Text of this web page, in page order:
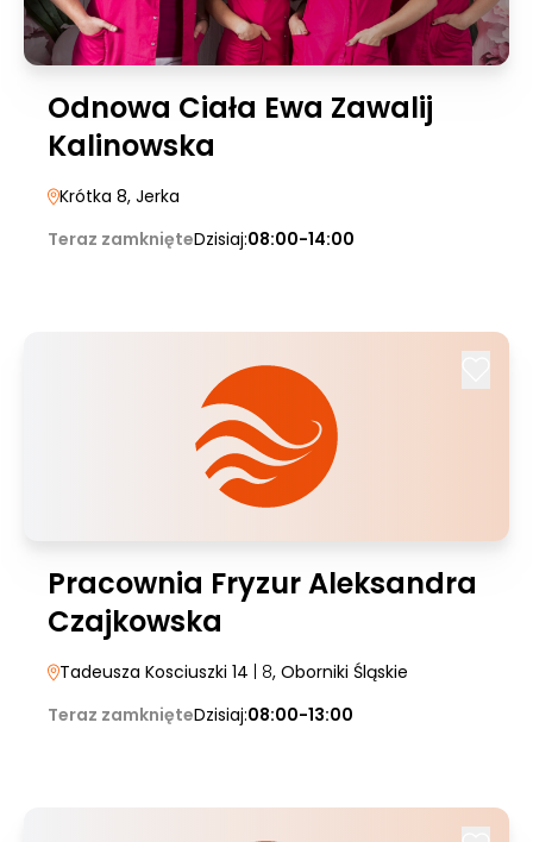
Odnowa Ciała Ewa Zawalij
Kalinowska
Krótka 8, Jerka
Teraz zamknięteDzisiaj:08:00-14:00
Pracownia Fryzur Aleksandra
Czajkowska
Tadeusza Kosciuszki 14 | 8, Oborniki Śląskie
Teraz zamknięteDzisiaj:08:00-13:00